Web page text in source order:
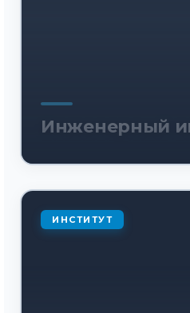
Инженерный
ИНСТИТУТ